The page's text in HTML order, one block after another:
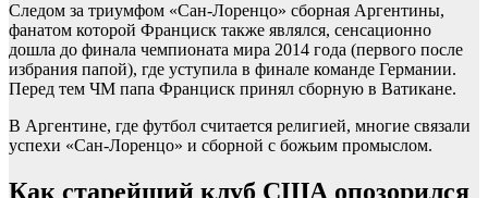
Следом за триумфом «Сан-Лоренцо» сборная Аргентины,
фанатом которой Франциск также являлся, сенсационно
дошла до финала чемпионата мира 2014 года (первого после
избрания папой), где уступила в финале команде Германии.
Перед тем ЧМ папа Франциск принял сборную в Ватикане.
В Аргентине, где футбол считается религией, многие связали
успехи «Сан-Лоренцо» и сборной с божьим промыслом.
Как старейший клуб США опозорился